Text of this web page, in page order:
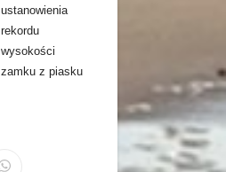
ustanowienia
rekordu
wysokości
zamku z piasku